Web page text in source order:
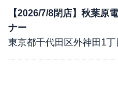
【2026/7/8閉店】秋葉原
ナー
東京都千代田区外神田1